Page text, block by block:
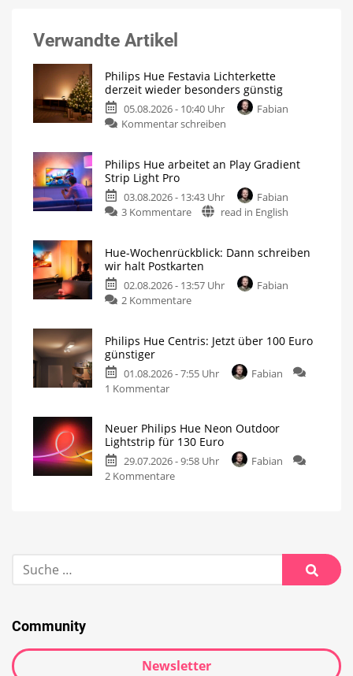
Verwandte Artikel
Philips Hue Festavia Lichterkette
derzeit wieder besonders günstig
05.08.2026 - 10:40 Uhr
Fabian
Kommentar schreiben
Philips Hue arbeitet an Play Gradient
Strip Light Pro
03.08.2026 - 13:43 Uhr
Fabian
3 Kommentare
read in English
Hue-Wochenrückblick: Dann schreiben
wir halt Postkarten
02.08.2026 - 13:57 Uhr
Fabian
2 Kommentare
Philips Hue Centris: Jetzt über 100 Euro
günstiger
01.08.2026 - 7:55 Uhr
Fabian
1 Kommentar
Neuer Philips Hue Neon Outdoor
Lightstrip für 130 Euro
29.07.2026 - 9:58 Uhr
Fabian
2 Kommentare
Community
Newsletter